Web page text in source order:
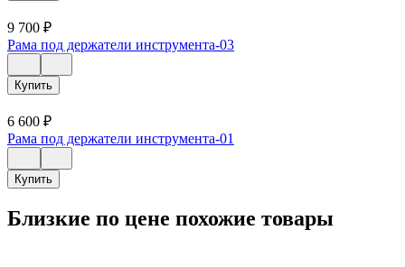
9 700 ₽
Рама под держатели инструмента-03
Купить
6 600 ₽
Рама под держатели инструмента-01
Купить
Близкие по цене похожие товары